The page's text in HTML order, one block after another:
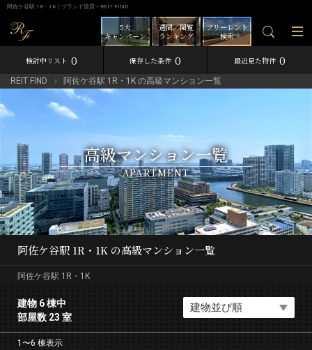
阿佐ケ谷駅 1R・1K｜ブランド賃貸－REIT FIND
フリーレント
検索
週間／閲覧
ランキング
5大
キャンペーン
検討中リスト 0 保存した条件 0 最近見た物件 0
REIT FIND 阿佐ケ谷駅 1R・1K の高級マンション一覧
高級マンション一覧
APARTMENT
阿佐ケ谷駅 1R・1K の高級マンション一覧
阿佐ケ谷駅 1R・1K
建物 6 棟中
部屋数 23 室
1〜6 棟表示